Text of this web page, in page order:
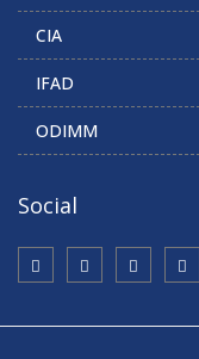
CIA
IFAD
ODIMM
Social